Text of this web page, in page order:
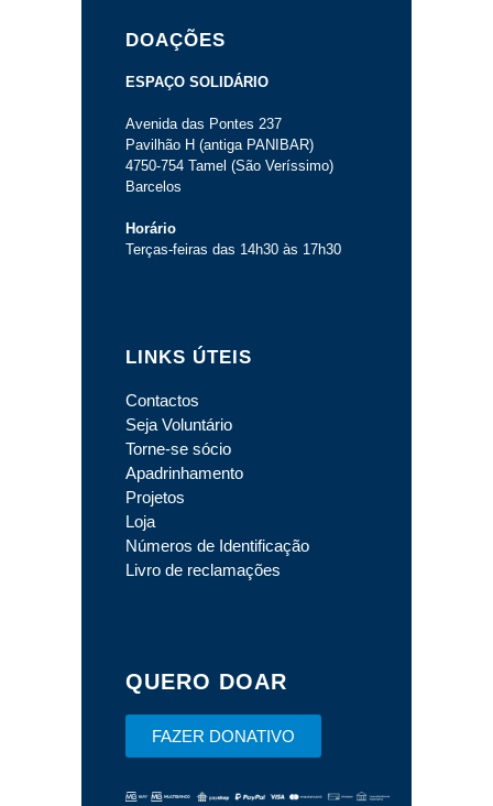
DOAÇÕES
ESPAÇO SOLIDÁRIO
Avenida das Pontes 237
Pavilhão H (antiga PANIBAR)
4750-754 Tamel (São Veríssimo)
Barcelos
Horário
Terças-feiras das 14h30 às 17h30
LINKS ÚTEIS
Contactos
Seja Voluntário
Torne-se sócio
Apadrinhamento
Projetos
Loja
Números de Identificação
Livro de reclamações
QUERO DOAR
FAZER DONATIVO